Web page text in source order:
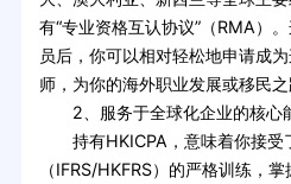
有“专业资格互认协议”（RMA）
员后，你可以相对轻松地申请成
师，为你的海外职业发展或移民之
2、服务于全球化企业的核心
持有HKICPA，意味着你接受
（IFRS/HKFRS）的严格训练，